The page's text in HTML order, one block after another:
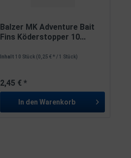
Balzer MK Adventure Bait
Fins Köderstopper 10...
Inhalt10 Stück (0,25 € * / 1 Stück)
2,45 € *
In den Warenkorb